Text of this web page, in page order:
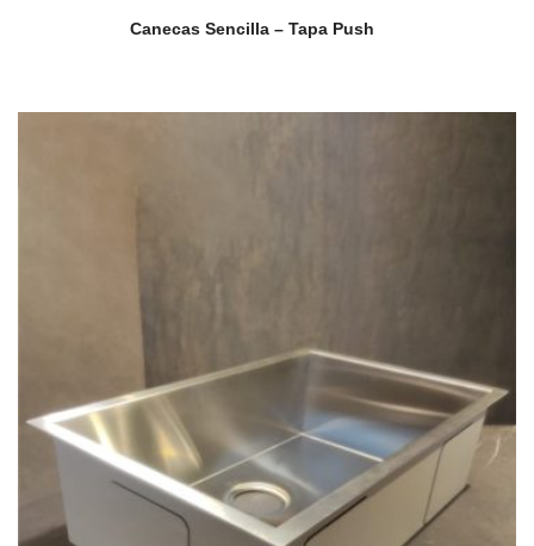
Canecas Sencilla – Tapa Push